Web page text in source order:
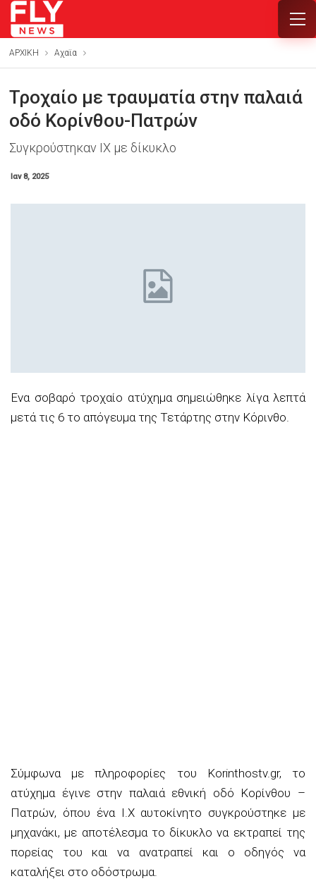
ΑΡΧΙΚΗ Αχαϊα
Τροχαίο με τραυματία στην παλαιά
οδό Κορίνθου-Πατρών
Συγκρούστηκαν ΙΧ με δίκυκλο
Ιαν 8, 2025
Ενα σοβαρό τροχαίο ατύχημα σημειώθηκε λίγα λεπτά
μετά τις 6 το απόγευμα της Τετάρτης στην Κόρινθο.
Σύμφωνα με πληροφορίες του Korinthostv.gr, το
ατύχημα έγινε στην παλαιά εθνική οδό Κορίνθου –
Πατρών, όπου ένα Ι.Χ αυτοκίνητο συγκρούστηκε με
μηχανάκι, με αποτέλεσμα το δίκυκλο να εκτραπεί της
πορείας του και να ανατραπεί και ο οδηγός να
καταλήξει στο οδόστρωμα.